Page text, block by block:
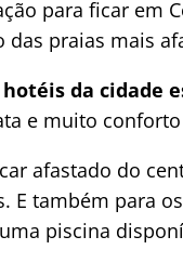
para ficar em
praias mais
da cidade
e muito
afastado do
E também para
piscina